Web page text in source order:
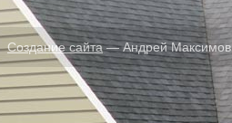
Создание сайта— Андрей Максимов